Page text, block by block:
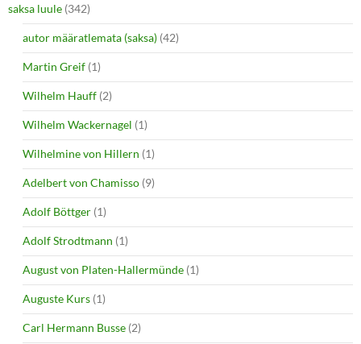
saksa luule (342)
autor määratlemata (saksa) (42)
Martin Greif (1)
Wilhelm Hauff (2)
Wilhelm Wackernagel (1)
Wilhelmine von Hillern (1)
Adelbert von Chamisso (9)
Adolf Böttger (1)
Adolf Strodtmann (1)
August von Platen-Hallermünde (1)
Auguste Kurs (1)
Carl Hermann Busse (2)